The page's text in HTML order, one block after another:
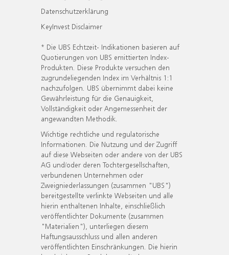
Datenschutzerklärung
KeyInvest Disclaimer
* Die UBS Echtzeit- Indikationen basieren auf
Quotierungen von UBS emittierten Index-
Produkten. Diese Produkte versuchen den
zugrundeliegenden Index im Verhältnis 1:1
nachzufolgen. UBS übernimmt dabei keine
Gewährleistung für die Genauigkeit,
Vollständigkeit oder Angemessenheit der
angewandten Methodik.
Wichtige rechtliche und regulatorische
Informationen. Die Nutzung und der Zugriff
auf diese Webseiten oder andere von der UBS
AG und/oder deren Tochtergesellschaften,
verbundenen Unternehmen oder
Zweigniederlassungen (zusammen "UBS")
bereitgestellte verlinkte Webseiten und alle
hierin enthaltenen Inhalte, einschließlich
veröffentlichter Dokumente (zusammen
"Materialien"), unterliegen diesem
Haftungsausschluss und allen anderen
veröffentlichten Einschränkungen. Die hierin